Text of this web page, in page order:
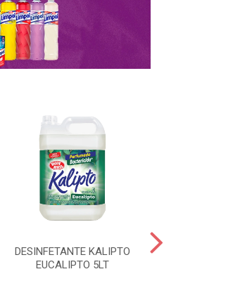
DESINFETANTE KALIPTO
EUCALIPTO 5LT